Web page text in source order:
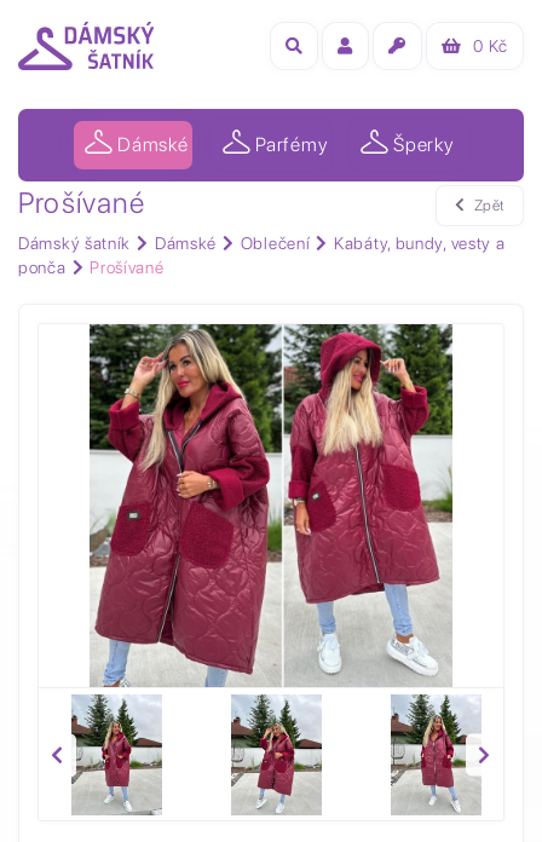
0 Kč
Dámské Parfémy Šperky
Prošívané
Dámský šatník Dámské Oblečení
Kabáty, bundy, vesty a
ponča
Prošívané
Zpět